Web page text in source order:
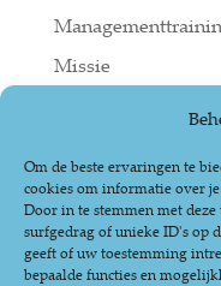
Om de beste ervaringen te
cookies om informatie over
Door in te stemmen met
surfgedrag of unieke ID's op
geeft of uw toestemming
bepaalde functies en
Missie
Privacy statement
Reviews
Sanotie tilt leiders